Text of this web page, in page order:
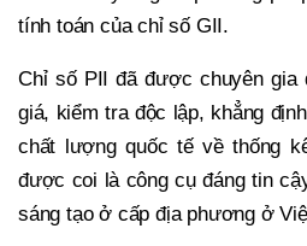
tính toán của chỉ số GII.
Chỉ số PII đã được chuyên gia
giá, kiểm tra độc lập, khẳng
chất lượng quốc tế về thống
được coi là công cụ đáng tin
sáng tạo ở cấp địa phương ở